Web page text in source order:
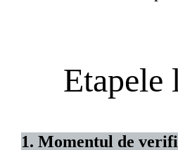
Etapele
1. Momentul de